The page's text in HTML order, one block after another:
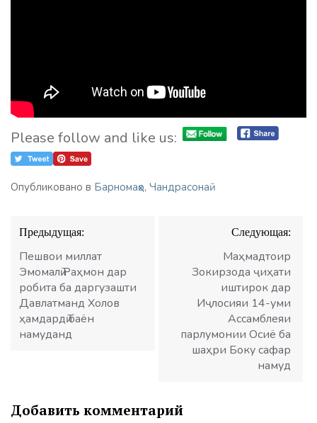
Please follow and like us:
Опубликовано в Барномаҳо, Чандрасонаӣ
Навигация
по
записям
Предыдущая:
Пешвои миллат
Эмомалӣ Раҳмон дар
робита ба даргузашти
Давлатманд Холов
ҳамдардӣ баён
намуданд
Следующая:
Маҳмадтоир
Зокирзода ҷиҳати
иштирок дар
Иҷлосияи 14-уми
Ассамблеяи
парлумонии Осиё ба
шаҳри Боку сафар
намуд
Добавить комментарий